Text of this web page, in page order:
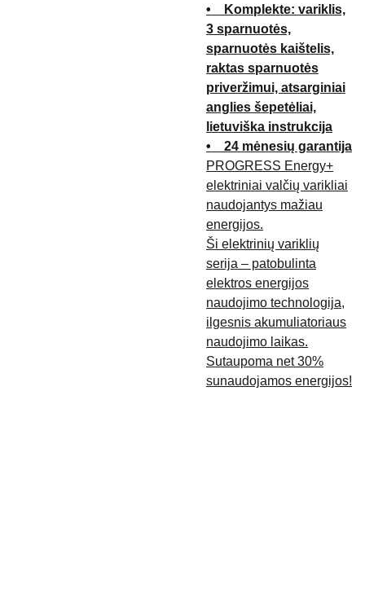
• Komplekte: variklis,
3 sparnuotės,
sparnuotės kaištelis,
raktas sparnuotės
priveržimui, atsarginiai
anglies šepetėliai,
lietuviška instrukcija
• 24 mėnesių garantija
PROGRESS Energy+
elektriniai valčių varikliai
naudojantys mažiau
energijos.
Ši elektrinių variklių
serija – patobulinta
elektros energijos
naudojimo technologija,
ilgesnis akumuliatoriaus
naudojimo laikas.
Sutaupoma net 30%
sunaudojamos energijos!